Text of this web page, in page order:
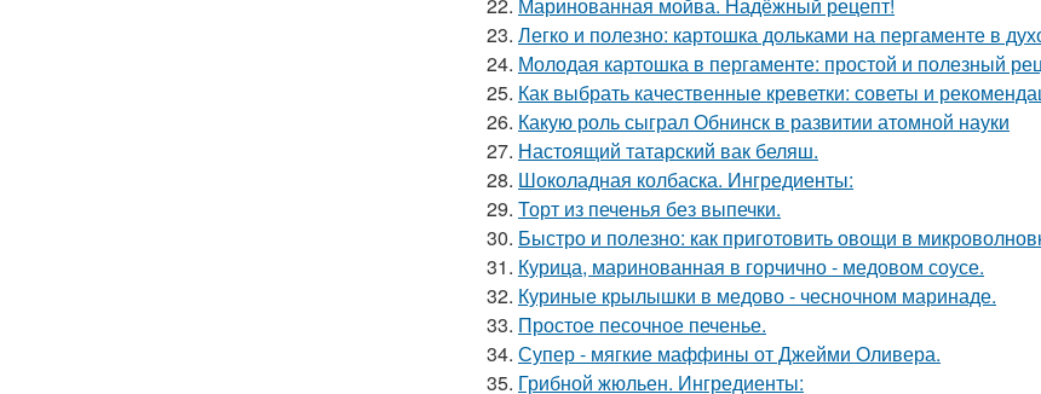
23. Легко и полезно: картошка дольками на пергаменте в
24. Молодая картошка в пергаменте: простой и полезный
25. Как выбрать качественные креветки: советы и
26. Какую роль сыграл Обнинск в развитии атомной науки
27. Настоящий татарский вак беляш.
28. Шоколадная колбаска. Ингредиенты:
29. Торт из печенья без выпечки.
30. Быстро и полезно: как приготовить овощи в
31. Курица, маринованная в горчично - медовом соусе.
32. Куриные крылышки в медово - чесночном маринаде.
33. Простое песочное печенье.
34. Супер - мягкие маффины от Джейми Оливера.
35. Грибной жюльен. Ингредиенты: